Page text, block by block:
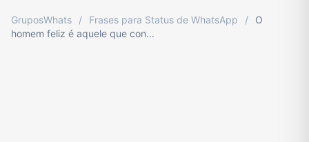
GruposWhats / Frases para Status de WhatsApp /
O
homem feliz é aquele que con...